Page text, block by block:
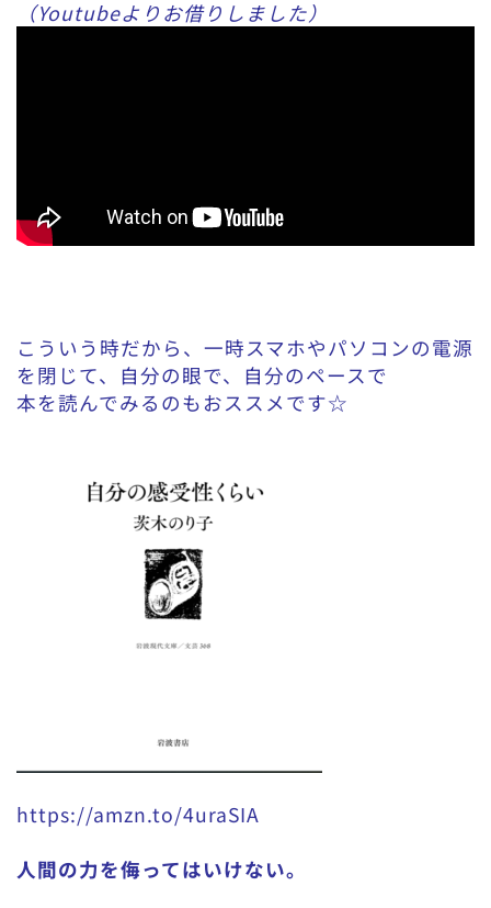
（Youtubeよりお借りしました）
こういう時だから、一時スマホやパソコンの電源
を閉じて、自分の眼で、自分のペースで
本を読んでみるのもおススメです☆
https://amzn.to/4uraSIA
人間の力を侮ってはいけない。